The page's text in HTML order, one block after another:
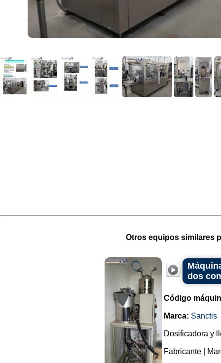
Otros equipos similares
dos
Código
Marca: Sanctis
Dosificadora y
Fabricante |